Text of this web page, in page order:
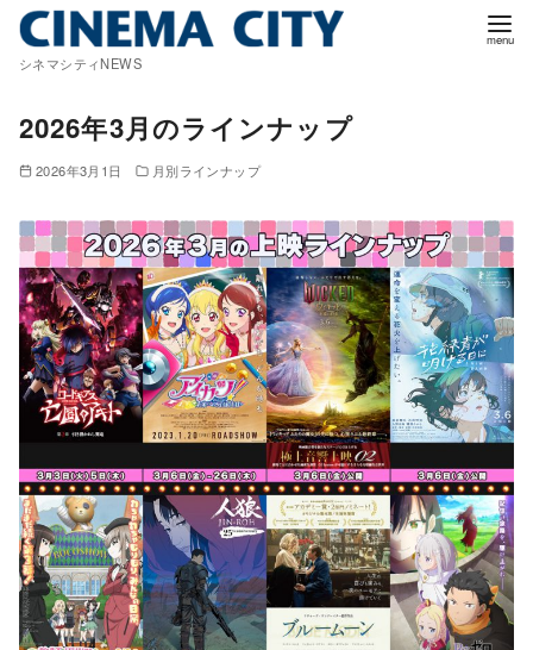
シネマシティNEWS
2026年3月のラインナップ
2026年3月1日 月別ラインナップ